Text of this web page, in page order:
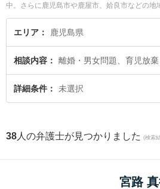
中。さらに鹿児島市や鹿屋市、姶良市などの地
す。離婚・男女問題に関係する財産分与や養
り込み検索もでき便利です。特に宮路法律事務
注目されています。『鹿児島県で土日や夜間に
題のトラブルを今すぐに弁護士に相談したい
ラブル解決の実績豊富な近くの弁護士を検索し
エリア 鹿児島県
相談内容 離婚・男女問題、育児放棄
詳細条件 未選択
38 人の弁護士が見つかりました (検索
宮路